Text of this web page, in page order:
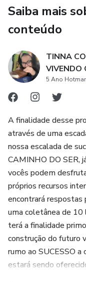
tempestades da vida
mostrando que eles
4. Acesso a uma
importância de ter
Ele incentiva os
semelhantes, criando
mútuo.
5. Facilidade de
NOVO" está
permitindo que os
qualquer momento e
dispositivos
computadores.
Saiba mais
conteúdo
TINNA
VIVENDO
5 Ano
A finalidade desse
através de uma
nossa escalada de
CAMINHO DO SER,
vocês podem
próprios recursos
encontrará respostas
uma coletânea de 10
terá a finalidade
construção do futuro
rumo ao SUCESSO
estará sendo